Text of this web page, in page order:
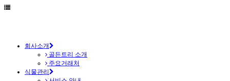
회사소개
골든트리 소개
주요거래처
식물관리